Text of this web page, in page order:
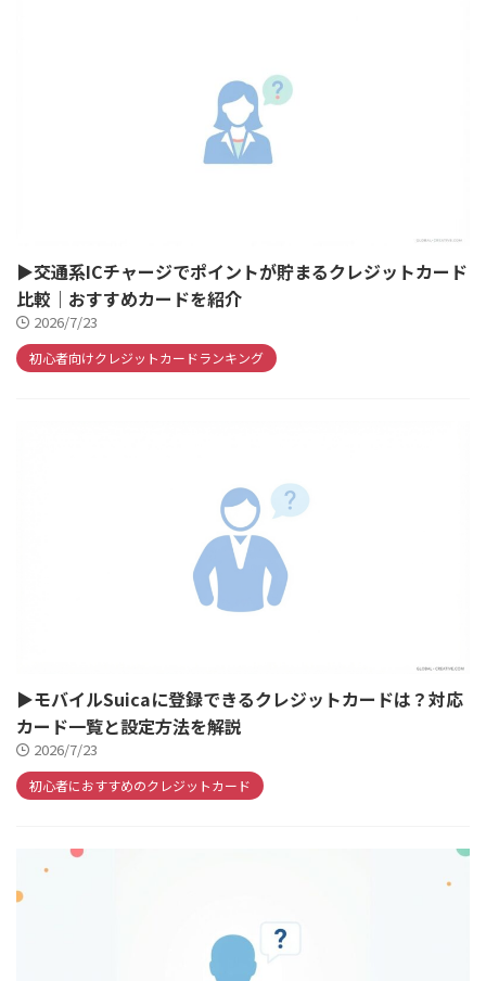
▶交通系ICチャージでポイントが貯まるクレジットカード
比較｜おすすめカードを紹介
2026/7/23
初心者向けクレジットカードランキング
▶モバイルSuicaに登録できるクレジットカードは？対応
カード一覧と設定方法を解説
2026/7/23
初心者におすすめのクレジットカード